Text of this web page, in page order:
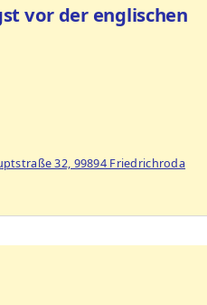
32, 99894 Friedrichroda
vor der englischen